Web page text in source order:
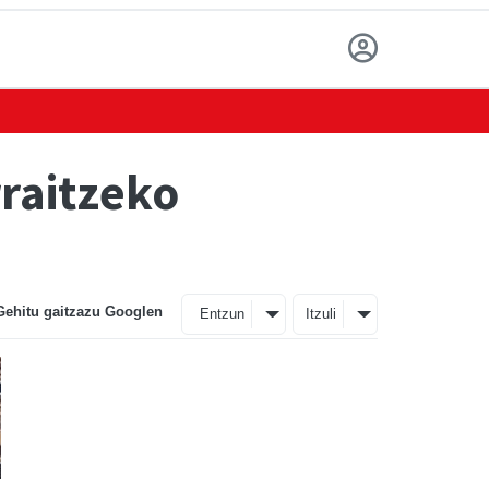
gaitzazu Googlen Entzun Itzuli